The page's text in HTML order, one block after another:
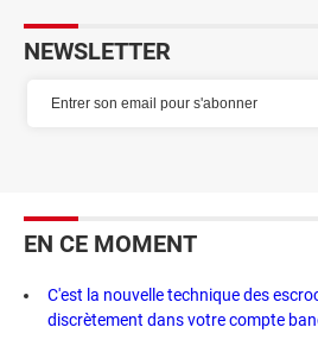
NEWSLETTER
EN CE MOMENT
C'est la nouvelle technique des
discrètement dans votre compte